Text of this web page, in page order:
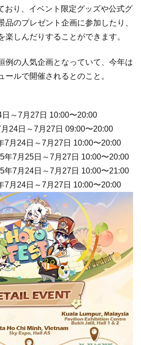
おり、イベント限定グッズや公式グ
品のプレゼント企画に参加したり、
楽しんだりすることができます。
例の人気企画となっていて、今年は
ールで開催されるとのこと。
～7月27日 10:00〜20:00
24日～7月27日 09:00〜20:00
7月24日～7月27日 10:00〜20:00
年7月25日～7月27日 10:00〜20:00
年7月24日～7月27日 10:00〜21:00
7月24日～7月27日 10:00〜20:00